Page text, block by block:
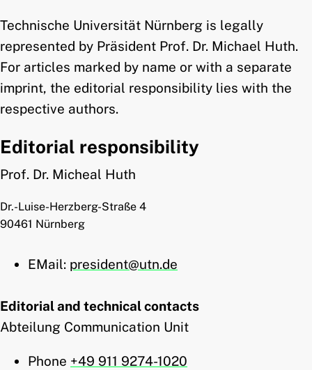
Technische Universität Nürnberg is legally
represented by Präsident Prof. Dr. Michael Huth.
For articles marked by name or with a separate
imprint, the editorial responsibility lies with the
respective authors.
Editorial responsibility
Prof. Dr. Micheal Huth
Dr.-Luise-Herzberg-Straße 4
90461 Nürnberg
EMail: president@utn.de
Editorial and technical contacts
Abteilung Communication Unit
Phone +49 911 9274-1020